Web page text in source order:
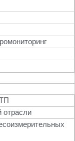
отрасли